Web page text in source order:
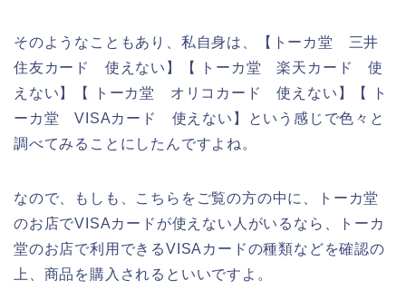
そのようなこともあり、私自身は、【トーカ堂 三井
住友カード 使えない】【 トーカ堂 楽天カード 使
えない】【 トーカ堂 オリコカード 使えない】【 ト
ーカ堂 VISAカード 使えない】という感じで色々と
調べてみることにしたんですよね。
なので、もしも、こちらをご覧の方の中に、トーカ堂
のお店でVISAカードが使えない人がいるなら、トーカ
堂のお店で利用できるVISAカードの種類などを確認の
上、商品を購入されるといいですよ。